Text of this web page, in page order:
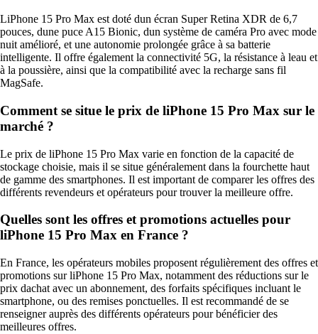
LiPhone 15 Pro Max est doté dun écran Super Retina XDR de 6,7
pouces, dune puce A15 Bionic, dun système de caméra Pro avec mode
nuit amélioré, et une autonomie prolongée grâce à sa batterie
intelligente. Il offre également la connectivité 5G, la résistance à leau et
à la poussière, ainsi que la compatibilité avec la recharge sans fil
MagSafe.
Comment se situe le prix de liPhone 15 Pro Max sur le
marché ?
Le prix de liPhone 15 Pro Max varie en fonction de la capacité de
stockage choisie, mais il se situe généralement dans la fourchette haut
de gamme des smartphones. Il est important de comparer les offres des
différents revendeurs et opérateurs pour trouver la meilleure offre.
Quelles sont les offres et promotions actuelles pour
liPhone 15 Pro Max en France ?
En France, les opérateurs mobiles proposent régulièrement des offres et
promotions sur liPhone 15 Pro Max, notamment des réductions sur le
prix dachat avec un abonnement, des forfaits spécifiques incluant le
smartphone, ou des remises ponctuelles. Il est recommandé de se
renseigner auprès des différents opérateurs pour bénéficier des
meilleures offres.